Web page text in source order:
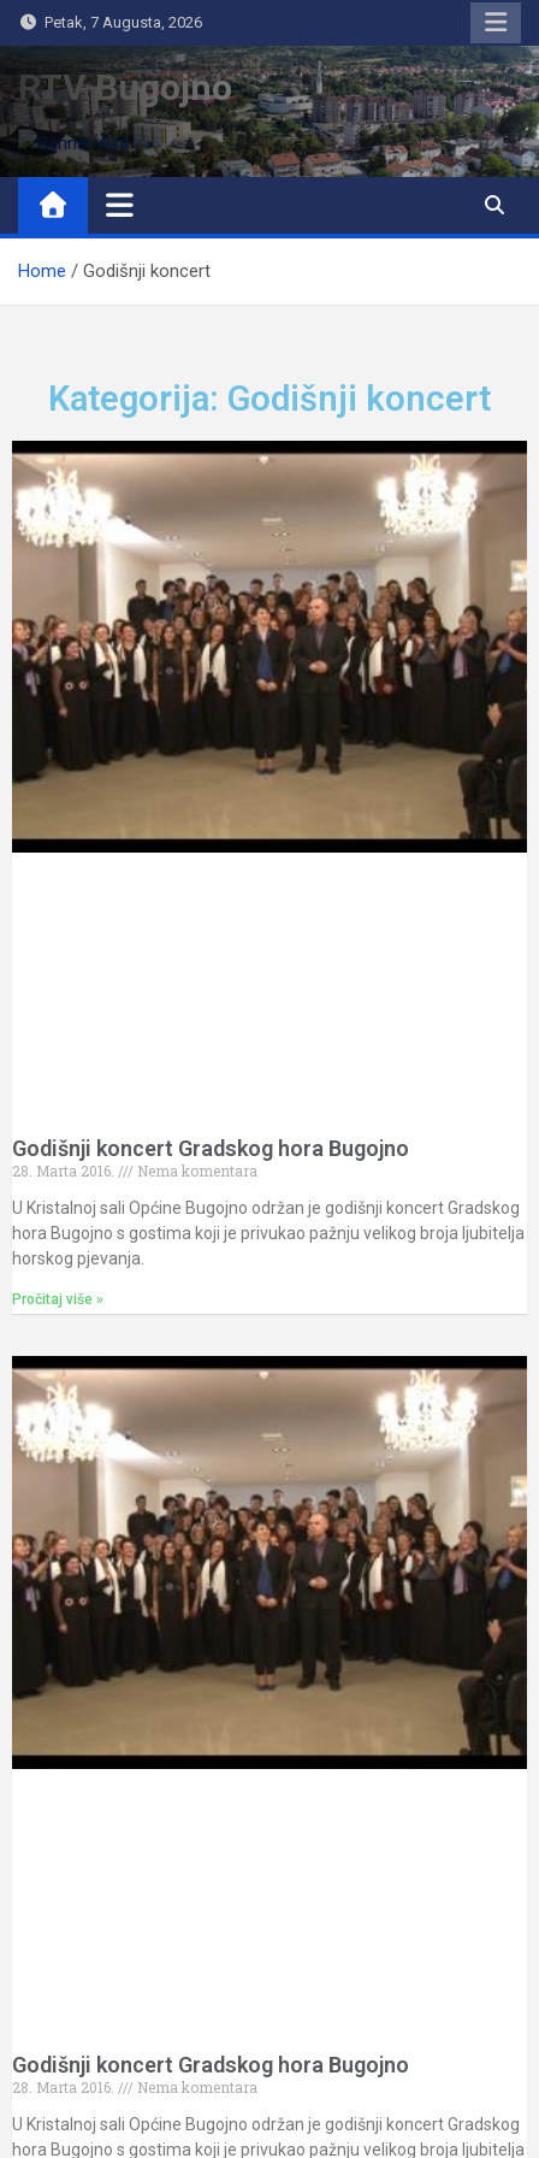
Petak, 7 Augusta, 2026
RTV Bugojno
Home Godišnji koncert
Kategorija: Godišnji koncert
Godišnji koncert Gradskog hora Bugojno
28. Marta 2016.
Nema komentara
U Kristalnoj sali Općine Bugojno održan je godišnji koncert Gradskog
hora Bugojno s gostima koji je privukao pažnju velikog broja ljubitelja
horskog pjevanja.
Pročitaj više »
Godišnji koncert Gradskog hora Bugojno
28. Marta 2016.
Nema komentara
U Kristalnoj sali Općine Bugojno održan je godišnji koncert Gradskog
hora Bugojno s gostima koji je privukao pažnju velikog broja ljubitelja